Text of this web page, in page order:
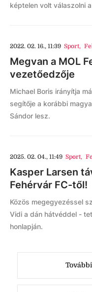
képtelen volt válaszolni
2022. 02. 16., 11:39 Sport,
Megvan a MOL
vezetőedzője
Michael Boris irányítja
segítője a korábbi
Sándor lesz.
2025. 02. 04., 11:49 Sport,
Kasper Larsen
Fehérvár FC-től!
Közös megegyezéssel
Vidi a dán hátvéddel -
honlapján.